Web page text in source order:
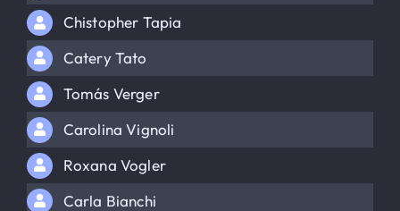
Chistopher Tapia
Catery Tato
Tomás Verger
Carolina Vignoli
Roxana Vogler
Carla Bianchi